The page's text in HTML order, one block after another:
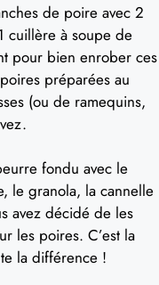
de poire avec 2
cuillère à soupe de
pour bien enrober ces
préparées au
(ou de ramequins,
fondu avec le
le granola, la cannelle
avez décidé de les
les poires. C’est la
la différence !